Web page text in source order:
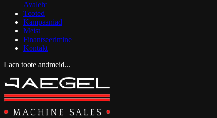
Avaleht
Tooted
Kampaaniad
Meist
Finantseerimine
Kontakt
Laen toote andmeid...